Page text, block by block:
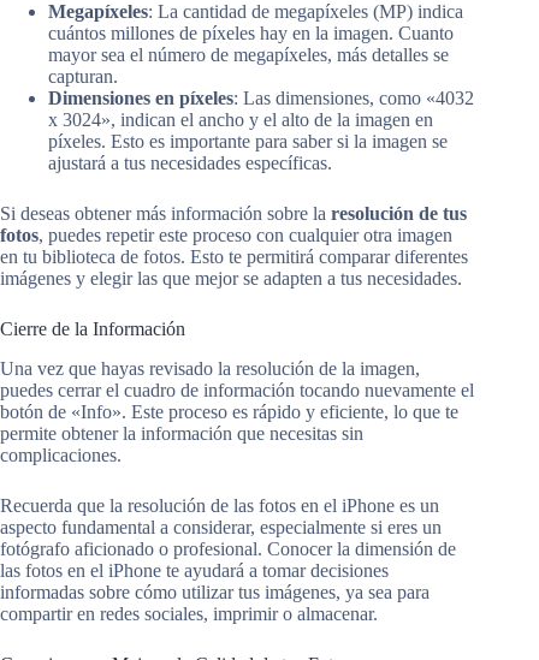
Megapíxeles: La cantidad de megapíxeles (MP) indica
cuántos millones de píxeles hay en la imagen. Cuanto
mayor sea el número de megapíxeles, más detalles se
capturan.
Dimensiones en píxeles: Las dimensiones, como «4032
x 3024», indican el ancho y el alto de la imagen en
píxeles. Esto es importante para saber si la imagen se
ajustará a tus necesidades específicas.
Si deseas obtener más información sobre la resolución de tus
fotos, puedes repetir este proceso con cualquier otra imagen
en tu biblioteca de fotos. Esto te permitirá comparar diferentes
imágenes y elegir las que mejor se adapten a tus necesidades.
Cierre de la Información
Una vez que hayas revisado la resolución de la imagen,
puedes cerrar el cuadro de información tocando nuevamente el
botón de «Info». Este proceso es rápido y eficiente, lo que te
permite obtener la información que necesitas sin
complicaciones.
Recuerda que la resolución de las fotos en el iPhone es un
aspecto fundamental a considerar, especialmente si eres un
fotógrafo aficionado o profesional. Conocer la dimensión de
las fotos en el iPhone te ayudará a tomar decisiones
informadas sobre cómo utilizar tus imágenes, ya sea para
compartir en redes sociales, imprimir o almacenar.